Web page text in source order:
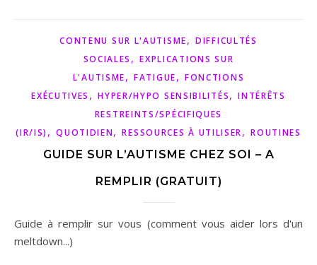
CONTENU SUR L'AUTISME, DIFFICULTÉS
SOCIALES ,EXPLICATIONS SUR
L'AUTISME,FATIGUE, FONCTIONS
EXÉCUTIVES ,HYPER/HYPO SENSIBILITÉS,INTÉRÊTS
RESTREINTS/SPÉCIFIQUES
(IR/IS),QUOTIDIEN,RESSOURCES À UTILISER,ROUTINES
GUIDE SUR L’AUTISME CHEZ SOI – A
REMPLIR (GRATUIT)
Guide à remplir sur vous (comment vous aider lors d'un
meltdown...)